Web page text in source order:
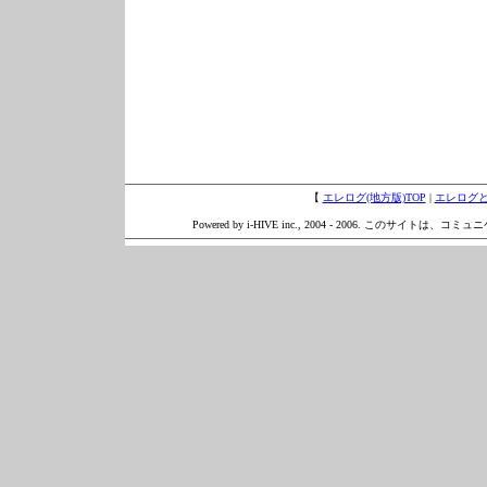
【 エレログ(地方版)TOP | エレログ
Powered by i-HIVE inc., 2004 - 2006. このサイトは、コミュ